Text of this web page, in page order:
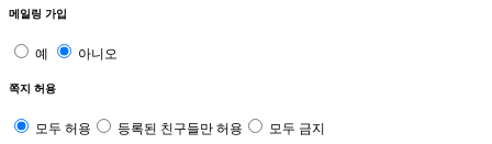
메일링 가입
예 아니오
쪽지 허용
모두 허용 등록된 친구들만 허용 모두 금지